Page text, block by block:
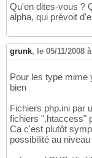
Qu'en dites-vous ?
alpha, qui prévoit
grunk, le 05/11/2008
Pour les type mime
bien
Fichiers php.ini par
fichiers ".htaccess"
Ca c'est plutôt
possibilité au